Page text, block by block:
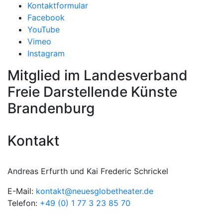
Kontaktformular
Facebook
YouTube
Vimeo
Instagram
Mitglied im Landesverband
Freie Darstellende Künste
Brandenburg
Kontakt
Andreas Erfurth und Kai Frederic Schrickel
E-Mail: kontakt@neuesglobetheater.de
Telefon: +49 (0) 1 77 3 23 85 70